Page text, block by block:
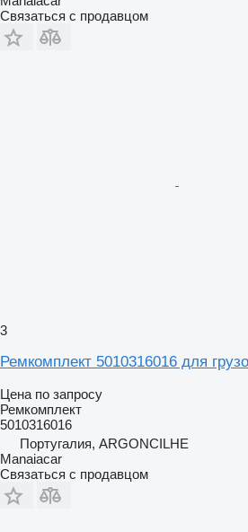
Связаться с продавцом
3
Ремкомплект 5010316016 для
Цена по запросу
Ремкомплект
5010316016
Португалия, ARGONCILHE
Manaiacar
Связаться с продавцом